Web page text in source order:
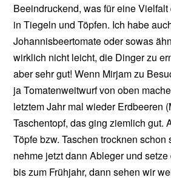
Beeindruckend, was für eine
in Tiegeln und Töpfen. Ich habe
Johannisbeertomate oder sowas
wirklich nicht leicht, die Dinger zu
aber sehr gut! Wenn Mirjam zu
ja Tomatenweitwurf von oben
letztem Jahr mal wieder Erdbeeren
Taschentopf, das ging ziemlich gut.
Töpfe bzw. Taschen trocknen schon
nehme jetzt dann Ableger und
bis zum Frühjahr, dann sehen wir